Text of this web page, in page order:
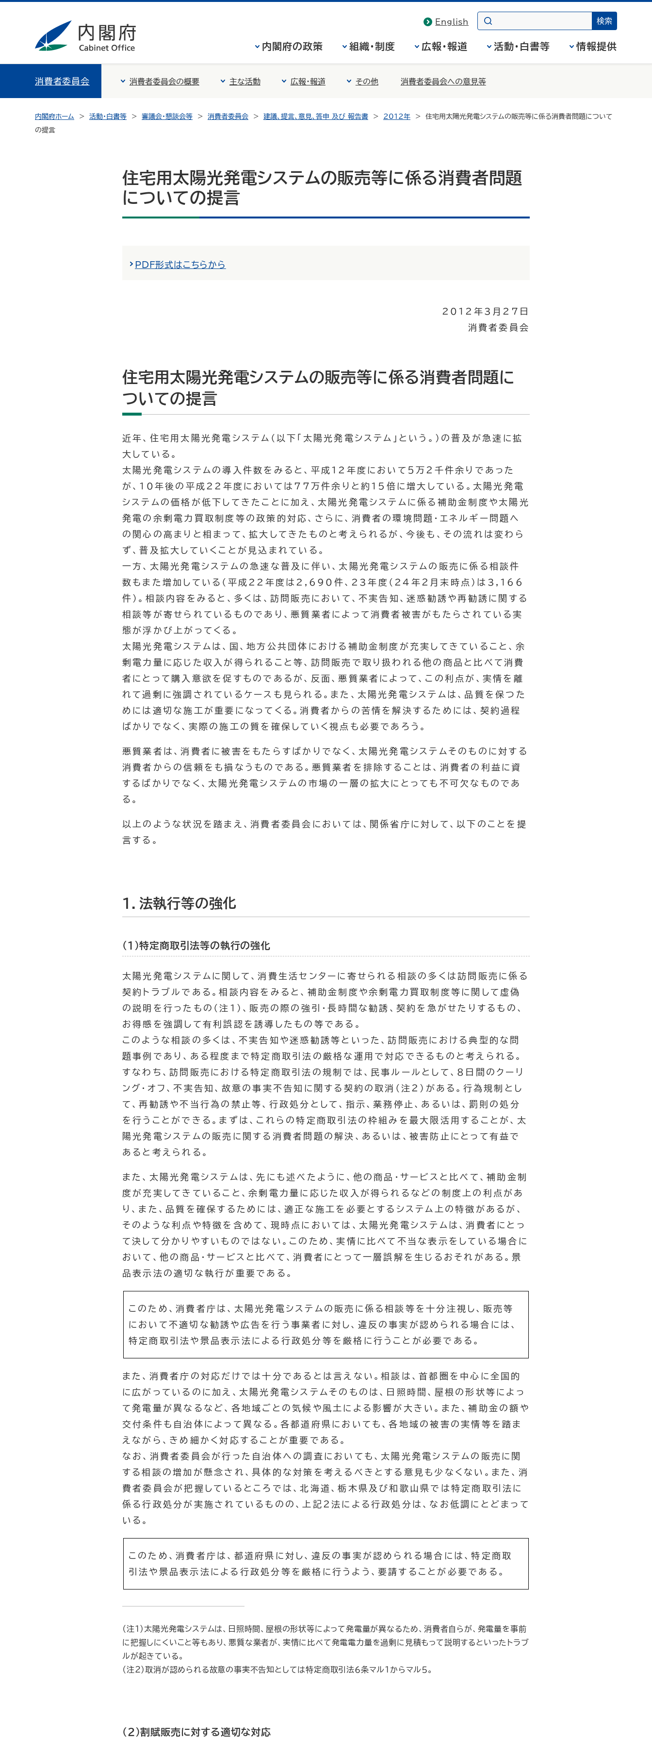
English
内閣府の政策 組織・制度 広報・報道 活動・白書等 情報提供
消費者委員会 消費者委員会の概要 主な活動 広報・報道 その他 消費者委員会への意見等
内閣府ホーム 活動・白書等 審議会・懇談会等 消費者委員会 建議、提言、意見、答申 及び 報告書 2012年
住宅用太陽光発電システムの販売等に係る消費者問題について
の提言
住宅用太陽光発電システムの販売等に係る消費者問題
についての提言
PDF形式はこちらから
2012年3月27日
消費者委員会
住宅用太陽光発電システムの販売等に係る消費者問題に
ついての提言
近年、住宅用太陽光発電システム（以下「太陽光発電システム」という。）の普及が急速に拡
大している。
太陽光発電システムの導入件数をみると、平成12年度において５万２千件余りであった
が、10年後の平成22年度においては77万件余りと約15倍に増大している。太陽光発電
システムの価格が低下してきたことに加え、太陽光発電システムに係る補助金制度や太陽光
発電の余剰電力買取制度等の政策的対応、さらに、消費者の環境問題・エネルギー問題へ
の関心の高まりと相まって、拡大してきたものと考えられるが、今後も、その流れは変わら
ず、普及拡大していくことが見込まれている。
一方、太陽光発電システムの急速な普及に伴い、太陽光発電システムの販売に係る相談件
数もまた増加している（平成22年度は2,690件、23年度（24年２月末時点）は3,166
件）。相談内容をみると、多くは、訪問販売において、不実告知、迷惑勧誘や再勧誘に関する
相談等が寄せられているものであり、悪質業者によって消費者被害がもたらされている実
態が浮かび上がってくる。
太陽光発電システムは、国、地方公共団体における補助金制度が充実してきていること、余
剰電力量に応じた収入が得られること等、訪問販売で取り扱われる他の商品と比べて消費
者にとって購入意欲を促すものであるが、反面、悪質業者によって、この利点が、実情を離
れて過剰に強調されているケースも見られる。また、太陽光発電システムは、品質を保つた
めには適切な施工が重要になってくる。消費者からの苦情を解決するためには、契約過程
ばかりでなく、実際の施工の質を確保していく視点も必要であろう。
悪質業者は、消費者に被害をもたらすばかりでなく、太陽光発電システムそのものに対する
消費者からの信頼をも損なうものである。悪質業者を排除することは、消費者の利益に資
するばかりでなく、太陽光発電システムの市場の一層の拡大にとっても不可欠なものであ
る。
以上のような状況を踏まえ、消費者委員会においては、関係省庁に対して、以下のことを提
言する。
１．法執行等の強化
（１）特定商取引法等の執行の強化
太陽光発電システムに関して、消費生活センターに寄せられる相談の多くは訪問販売に係る
契約トラブルである。相談内容をみると、補助金制度や余剰電力買取制度等に関して虚偽
の説明を行ったもの（注１）、販売の際の強引・長時間な勧誘、契約を急がせたりするもの、
お得感を強調して有利誤認を誘導したもの等である。
このような相談の多くは、不実告知や迷惑勧誘等といった、訪問販売における典型的な問
題事例であり、ある程度まで特定商取引法の厳格な運用で対応できるものと考えられる。
すなわち、訪問販売における特定商取引法の規制では、民事ルールとして、８日間のクーリ
ング・オフ、不実告知、故意の事実不告知に関する契約の取消（注２）がある。行為規制とし
て、再勧誘や不当行為の禁止等、行政処分として、指示、業務停止、あるいは、罰則の処分
を行うことができる。まずは、これらの特定商取引法の枠組みを最大限活用することが、太
陽光発電システムの販売に関する消費者問題の解決、あるいは、被害防止にとって有益で
あると考えられる。
また、太陽光発電システムは、先にも述べたように、他の商品・サービスと比べて、補助金制
度が充実してきていること、余剰電力量に応じた収入が得られるなどの制度上の利点があ
り、また、品質を確保するためには、適正な施工を必要とするシステム上の特徴があるが、
そのような利点や特徴を含めて、現時点においては、太陽光発電システムは、消費者にとっ
て決して分かりやすいものではない。このため、実情に比べて不当な表示をしている場合に
おいて、他の商品・サービスと比べて、消費者にとって一層誤解を生じるおそれがある。景
品表示法の適切な執行が重要である。
このため、消費者庁は、太陽光発電システムの販売に係る相談等を十分注視し、販売等
において不適切な勧誘や広告を行う事業者に対し、違反の事実が認められる場合には、
特定商取引法や景品表示法による行政処分等を厳格に行うことが必要である。
また、消費者庁の対応だけでは十分であるとは言えない。相談は、首都圏を中心に全国的
に広がっているのに加え、太陽光発電システムそのものは、日照時間、屋根の形状等によっ
て発電量が異なるなど、各地域ごとの気候や風土による影響が大きい。また、補助金の額や
交付条件も自治体によって異なる。各都道府県においても、各地域の被害の実情等を踏ま
えながら、きめ細かく対応することが重要である。
なお、消費者委員会が行った自治体への調査においても、太陽光発電システムの販売に関
する相談の増加が懸念され、具体的な対策を考えるべきとする意見も少なくない。また、消
費者委員会が把握しているところでは、北海道、栃木県及び和歌山県では特定商取引法に
係る行政処分が実施されているものの、上記２法による行政処分は、なお低調にとどまって
いる。
このため、消費者庁は、都道府県に対し、違反の事実が認められる場合には、特定商取
引法や景品表示法による行政処分等を厳格に行うよう、要請することが必要である。
（注１）太陽光発電システムは、日照時間、屋根の形状等によって発電量が異なるため、消費者自らが、発電量を事前
に把握しにくいこと等もあり、悪質な業者が、実情に比べて発電電力量を過剰に見積もって説明するといったトラブ
ルが起きている。
（注２）取消が認められる故意の事実不告知としては特定商取引法６条マル１からマル５。
（２）割賦販売に対する適切な対応